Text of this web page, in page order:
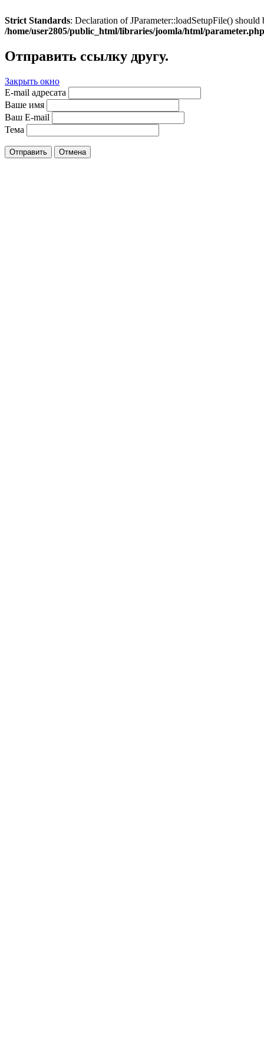
Strict Standards: Declaration of JParameter::loadSetupFile()
/home/user2805/public_html/libraries/joomla/html/parameter.php
Отправить ссылку другу.
Закрыть окно
E-mail адресата
Ваше имя
Ваш E-mail
Тема
Отправить Отмена